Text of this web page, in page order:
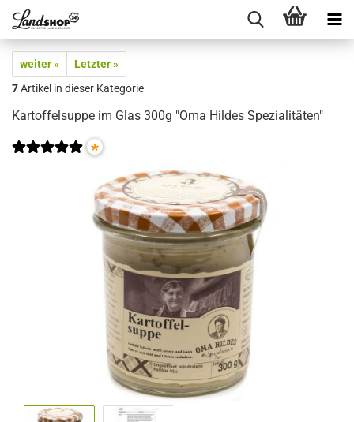
weiter »
Letzter »
7Artikel in dieser Kategorie
Kartoffelsuppe im Glas 300g "Oma Hildes Spezialitäten"
*